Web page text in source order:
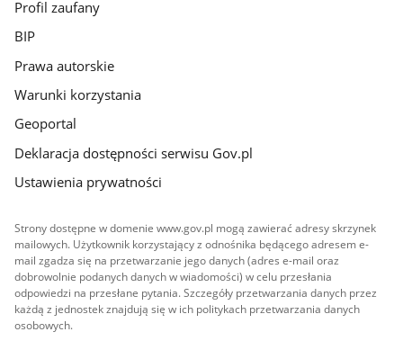
Profil zaufany
BIP
Prawa autorskie
Warunki korzystania
Geoportal
Deklaracja dostępności serwisu Gov.pl
Ustawienia prywatności
Strony dostępne w domenie www.gov.pl mogą zawierać adresy skrzynek
mailowych. Użytkownik korzystający z odnośnika będącego adresem e-
mail zgadza się na przetwarzanie jego danych (adres e-mail oraz
dobrowolnie podanych danych w wiadomości) w celu przesłania
odpowiedzi na przesłane pytania. Szczegóły przetwarzania danych przez
każdą z jednostek znajdują się w ich politykach przetwarzania danych
osobowych.